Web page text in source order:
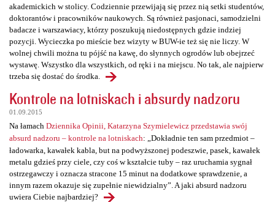
akademickich w stolicy. Codziennie przewijają się przez nią setki studentów,
doktorantów i pracowników naukowych. Są również pasjonaci, samodzielni
badacze i warszawiacy, którzy poszukują niedostępnych gdzie indziej
pozycji. Wycieczka po mieście bez wizyty w BUW-ie też się nie liczy. W
wolnej chwili można tu pójść na kawę, do słynnych ogrodów lub obejrzeć
wystawę. Wszystko dla wszystkich, od ręki i na miejscu. No tak, ale najpierw
trzeba się dostać do środka.
Kontrole na lotniskach i absurdy nadzoru
01.09.2015
Na łamach Dziennika Opinii, Katarzyna Szymielewicz przedstawia swój
absurd nadzoru – kontrole na lotniskach: „Dokładnie ten sam przedmiot –
ładowarka, kawałek kabla, but na podwyższonej podeszwie, pasek, kawałek
metalu gdzieś przy ciele, czy coś w kształcie tuby – raz uruchamia sygnał
ostrzegawczy i oznacza stracone 15 minut na dodatkowe sprawdzenie, a
innym razem okazuje się zupełnie niewidzialny”. A jaki absurd nadzoru
uwiera Ciebie najbardziej?